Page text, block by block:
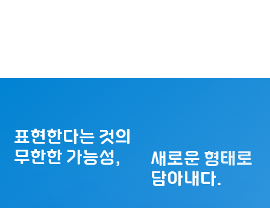
표현한다는 것의
무한한 가능성,
새로운 형태로
담아내다.